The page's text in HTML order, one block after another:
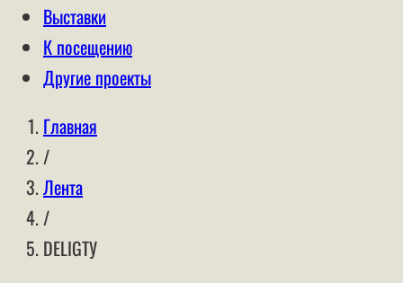
Выставки
К посещению
Другие проекты
Главная
/
Лента
/
DELIGTУ